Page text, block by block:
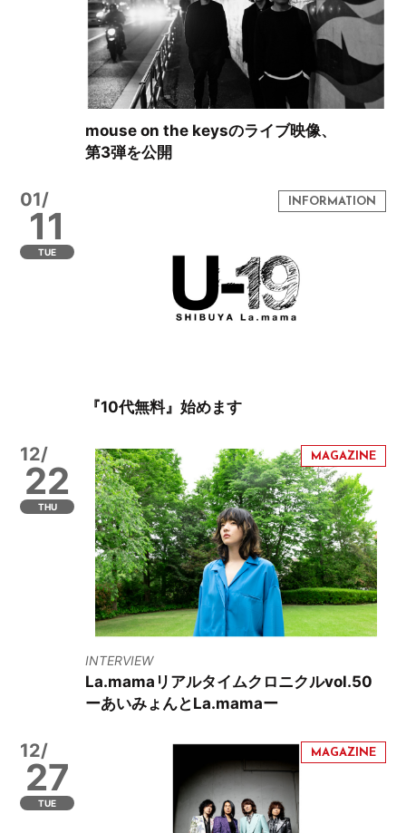
mouse on the keysのライブ映像、
第3弾を公開
01/
11
TUE
『10代無料』始めます
12/
22
THU
INTERVIEW
La.mamaリアルタイムクロニクルvol.50
ーあいみょんとLa.mamaー
12/
27
TUE